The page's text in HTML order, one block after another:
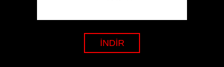
İNDİR